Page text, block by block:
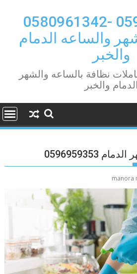
0590124933 -0580961342
والساعه الدمام
والخبر
نظافة بالساعه والشهر
الدمام والخبر
0596959353
manora